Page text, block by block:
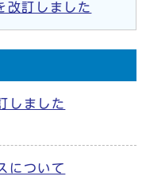
改訂しました
しました
について